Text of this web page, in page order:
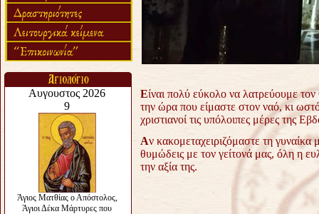
Είναι πολύ εύκολο να λατρεύουμε
την ώρα που είμαστε στον ναό, κι
χριστιανοί τις υπόλοιπες μέρες της
Αν κακομεταχειριζόμαστε τη γυναίκα
θυμώδεις με τον γείτονά μας, όλη η
την αξία της.